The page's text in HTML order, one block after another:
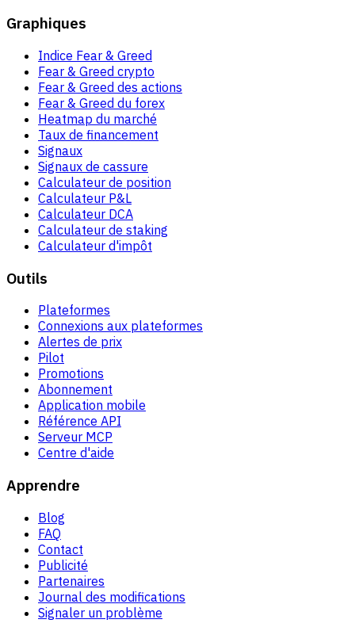
Graphiques
Indice Fear & Greed
Fear & Greed crypto
Fear & Greed des actions
Fear & Greed du forex
Heatmap du marché
Taux de financement
Signaux
Signaux de cassure
Calculateur de position
Calculateur P&L
Calculateur DCA
Calculateur de staking
Calculateur d'impôt
Outils
Plateformes
Connexions aux plateformes
Alertes de prix
Pilot
Promotions
Abonnement
Application mobile
Référence API
Serveur MCP
Centre d'aide
Apprendre
Blog
FAQ
Contact
Publicité
Partenaires
Journal des modifications
Signaler un problème